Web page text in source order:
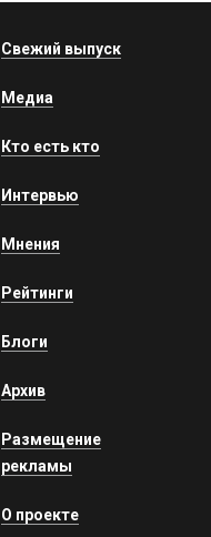
Свежий выпуск
Медиа
Кто есть кто
Интервью
Мнения
Рейтинги
Блоги
Архив
Размещение
рекламы
О проекте